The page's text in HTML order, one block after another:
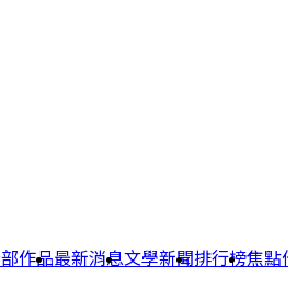
作品最新消息文學新聞排行榜焦點